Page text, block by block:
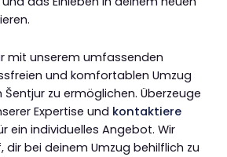
mit unserem umfassenden
und komfortablen Umzug
zu ermöglichen. Überzeuge
Expertise und kontaktiere
ein individuelles Angebot. Wir
dir bei deinem Umzug behilflich zu